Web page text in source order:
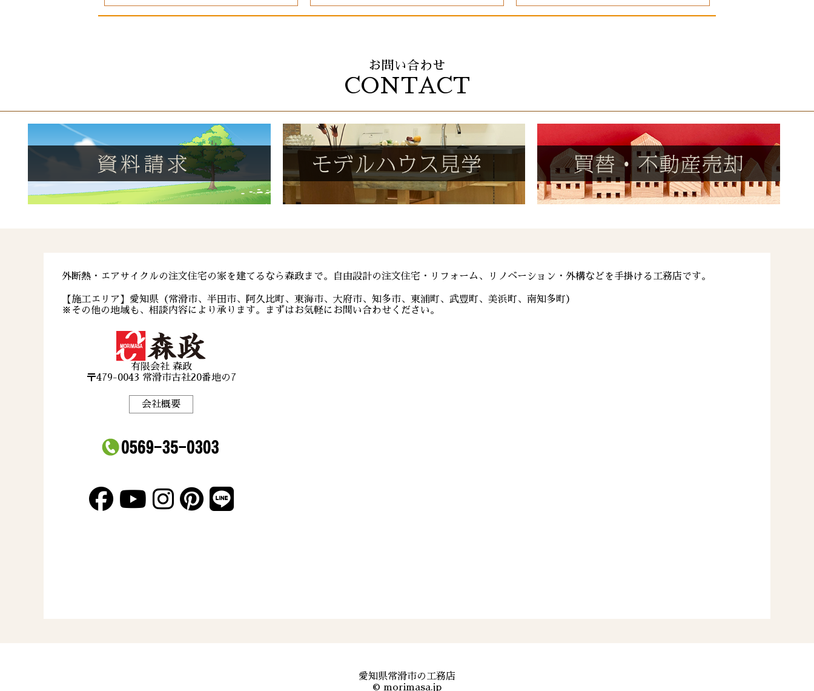
お問い合わせ
CONTACT
外断熱・エアサイクルの注文住宅の家を建てるなら森政まで。自由設計の注文住宅・リフォーム、リノベーション・外構などを手掛ける工務店です。
【施工エリア】愛知県（常滑市、半田市、阿久比町、東海市、大府市、知多市、東浦町、武豊町、美浜町、南知多町）
※その他の地域も、相談内容により承ります。まずはお気軽にお問い合わせください。
有限会社 森政
〒479-0043 常滑市古社20番地の7
会社概要
愛知県常滑市の工務店
© morimasa.jp